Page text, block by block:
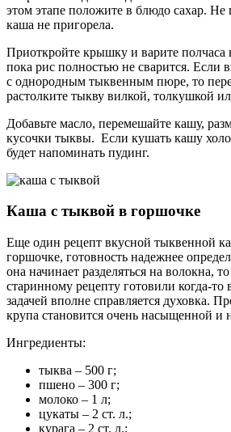
этом этапе положите в блюдо сахар.
каша не пригорела.
Приоткройте крышку и варите
пока рис полностью не сварится. Если
с однородным тыквенным пюре, то
растолките тыкву вилкой, толкушкой
Добавьте масло, перемешайте кашу,
кусочки тыквы. Если кушать кашу
будет напоминать пудинг.
Каша с тыквой в горшочке
Еще один рецепт вкусной тыквенной
горшочке, готовность надежнее
она начинает разделяться на волокна,
старинному рецепту готовили когда-то
задачей вполне справляется духовка.
крупа становится очень насыщенной и
Ингредиенты:
тыква – 500 г;
пшено – 300 г;
молоко – 1 л;
цукаты – 2 ст. л.;
курага – 2 ст. л.;